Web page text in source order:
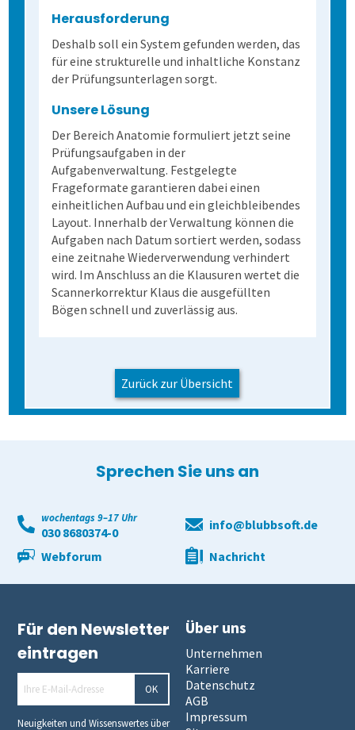
Herausforderung
Deshalb soll ein System gefunden werden, das
für eine strukturelle und inhaltliche Konstanz
der Prüfungsunterlagen sorgt.
Unsere Lösung
Der Bereich Anatomie formuliert jetzt seine
Prüfungsaufgaben in der
Aufgabenverwaltung. Festgelegte
Frageformate garantieren dabei einen
einheitlichen Aufbau und ein gleichbleibendes
Layout. Innerhalb der Verwaltung können die
Aufgaben nach Datum sortiert werden, sodass
eine zeitnahe Wiederverwendung verhindert
wird. Im Anschluss an die Klausuren wertet die
Scannerkorrektur Klaus die ausgefüllten
Bögen schnell und zuverlässig aus.
Zurück zur Übersicht
Sprechen Sie uns an
wochentags 9–17 Uhr
030 8680374-0
info@blubbsoft.de
Webforum
Nachricht
Für den Newsletter
eintragen
OK
Neuigkeiten und Wissenswertes über
Über uns
Unternehmen
Karriere
Datenschutz
AGB
Impressum